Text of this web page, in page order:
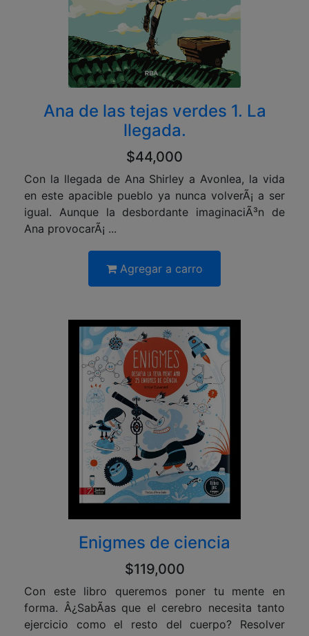
Ana de las tejas verdes 1. La
llegada.
$44,000
Con la llegada de Ana Shirley a Avonlea, la vida
en este apacible pueblo ya nunca volverÃ¡ a ser
igual. Aunque la desbordante imaginaciÃ³n de
Ana provocarÃ¡ ...
Agregar a carro
Enigmes de ciencia
$119,000
Con este libro queremos poner tu mente en
forma. Â¿SabÃ­as que el cerebro necesita tanto
ejercicio como el resto del cuerpo? Resolver